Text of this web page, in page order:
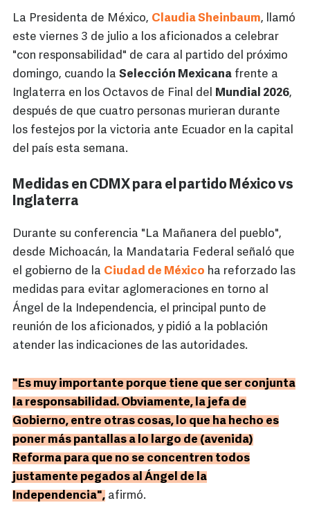
La Presidenta de México, Claudia Sheinbaum, llamó
este viernes 3 de julio a los aficionados a celebrar
"con responsabilidad" de cara al partido del próximo
domingo, cuando la Selección Mexicana frente a
Inglaterra en los Octavos de Final del
Mundial 2026,
después de que cuatro personas murieran durante
los festejos por la victoria ante Ecuador en la capital
del país esta semana.
Medidas en CDMX para el partido México vs
Inglaterra
Durante su conferencia "La Mañanera del pueblo",
desde Michoacán, la Mandataria Federal señaló que
el gobierno de la Ciudad de México ha reforzado las
medidas para evitar aglomeraciones en torno al
Ángel de la Independencia, el principal punto de
reunión de los aficionados, y pidió a la población
atender las indicaciones de las autoridades.
"Es muy importante porque tiene que ser conjunta
la responsabilidad. Obviamente, la jefa de
Gobierno, entre otras cosas, lo que ha hecho es
poner más pantallas a lo largo de (avenida)
Reforma para que no se concentren todos
justamente pegados al Ángel de la
Independencia", afirmó.